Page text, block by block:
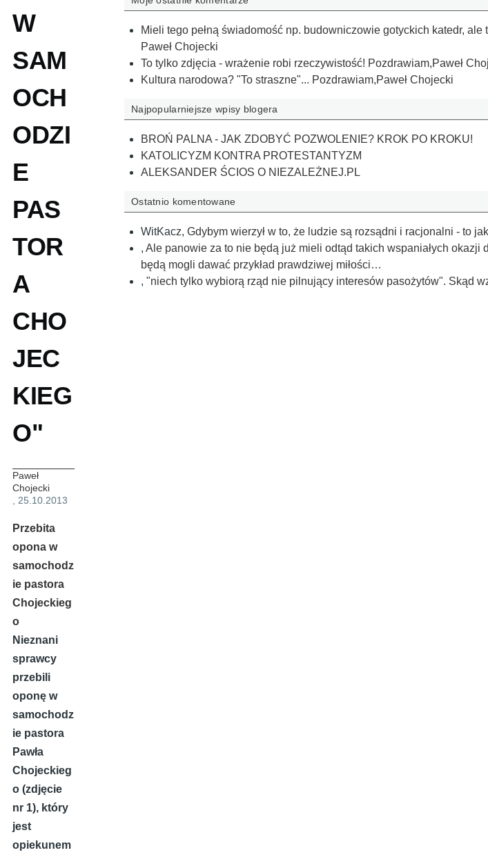
W
SAM
OCH
ODZI
E
PAS
TOR
A
CHO
JEC
KIEG
O"
Paweł
Chojecki
, 25.10.2013
Przebita
opona w
samochodz
ie pastora
Chojeckieg
o
Nieznani
sprawcy
przebili
oponę w
samochodz
ie pastora
Pawła
Chojeckieg
o (zdjęcie
nr 1), który
jest
opiekunem
Mieli tego pełną świadomość np. budowniczowie gotyckich katedr,
Paweł Chojecki
To tylko zdjęcia - wrażenie robi rzeczywistość! Pozdrawiam, ​Paweł
Kultura narodowa? "To straszne"... Pozdrawiam, ​Paweł Chojecki
Najpopularniejsze wpisy blogera
BROŃ PALNA - JAK ZDOBYĆ POZWOLENIE? KROK PO KROKU!
KATOLICYZM KONTRA PROTESTANTYZM
ALEKSANDER ŚCIOS O NIEZALEŻNEJ.PL
Ostatnio komentowane
WitKacz, Gdybym wierzył w to, że ludzie są rozsądni i racjonalni - to
, Ale panowie za to nie będą już mieli odtąd takich wspaniałych
będą mogli dawać przykład prawdziwej miłości…
, "niech tylko wybiorą rząd nie pilnujący interesów pasożytów". Skąd